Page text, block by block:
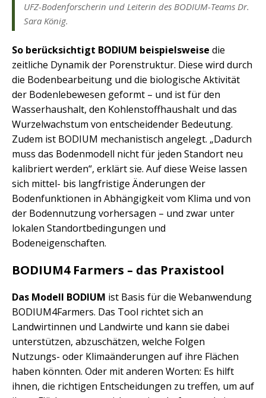
UFZ-Bodenforscherin und Leiterin des BODIUM-Teams Dr.
Sara König.
So berücksichtigt BODIUM beispielsweise die
zeitliche Dynamik der Porenstruktur. Diese wird durch
die Bodenbearbeitung und die biologische Aktivität
der Bodenlebewesen geformt – und ist für den
Wasserhaushalt, den Kohlenstoffhaushalt und das
Wurzelwachstum von entscheidender Bedeutung.
Zudem ist BODIUM mechanistisch angelegt. „Dadurch
muss das Bodenmodell nicht für jeden Standort neu
kalibriert werden“, erklärt sie. Auf diese Weise lassen
sich mittel- bis langfristige Änderungen der
Bodenfunktionen in Abhängigkeit vom Klima und von
der Bodennutzung vorhersagen – und zwar unter
lokalen Standortbedingungen und
Bodeneigenschaften.
BODIUM4 Farmers – das Praxistool
Das Modell BODIUM ist Basis für die Webanwendung
BODIUM4Farmers. Das Tool richtet sich an
Landwirtinnen und Landwirte und kann sie dabei
unterstützen, abzuschätzen, welche Folgen
Nutzungs- oder Klimaänderungen auf ihre Flächen
haben könnten. Oder mit anderen Worten: Es hilft
ihnen, die richtigen Entscheidungen zu treffen, um auf